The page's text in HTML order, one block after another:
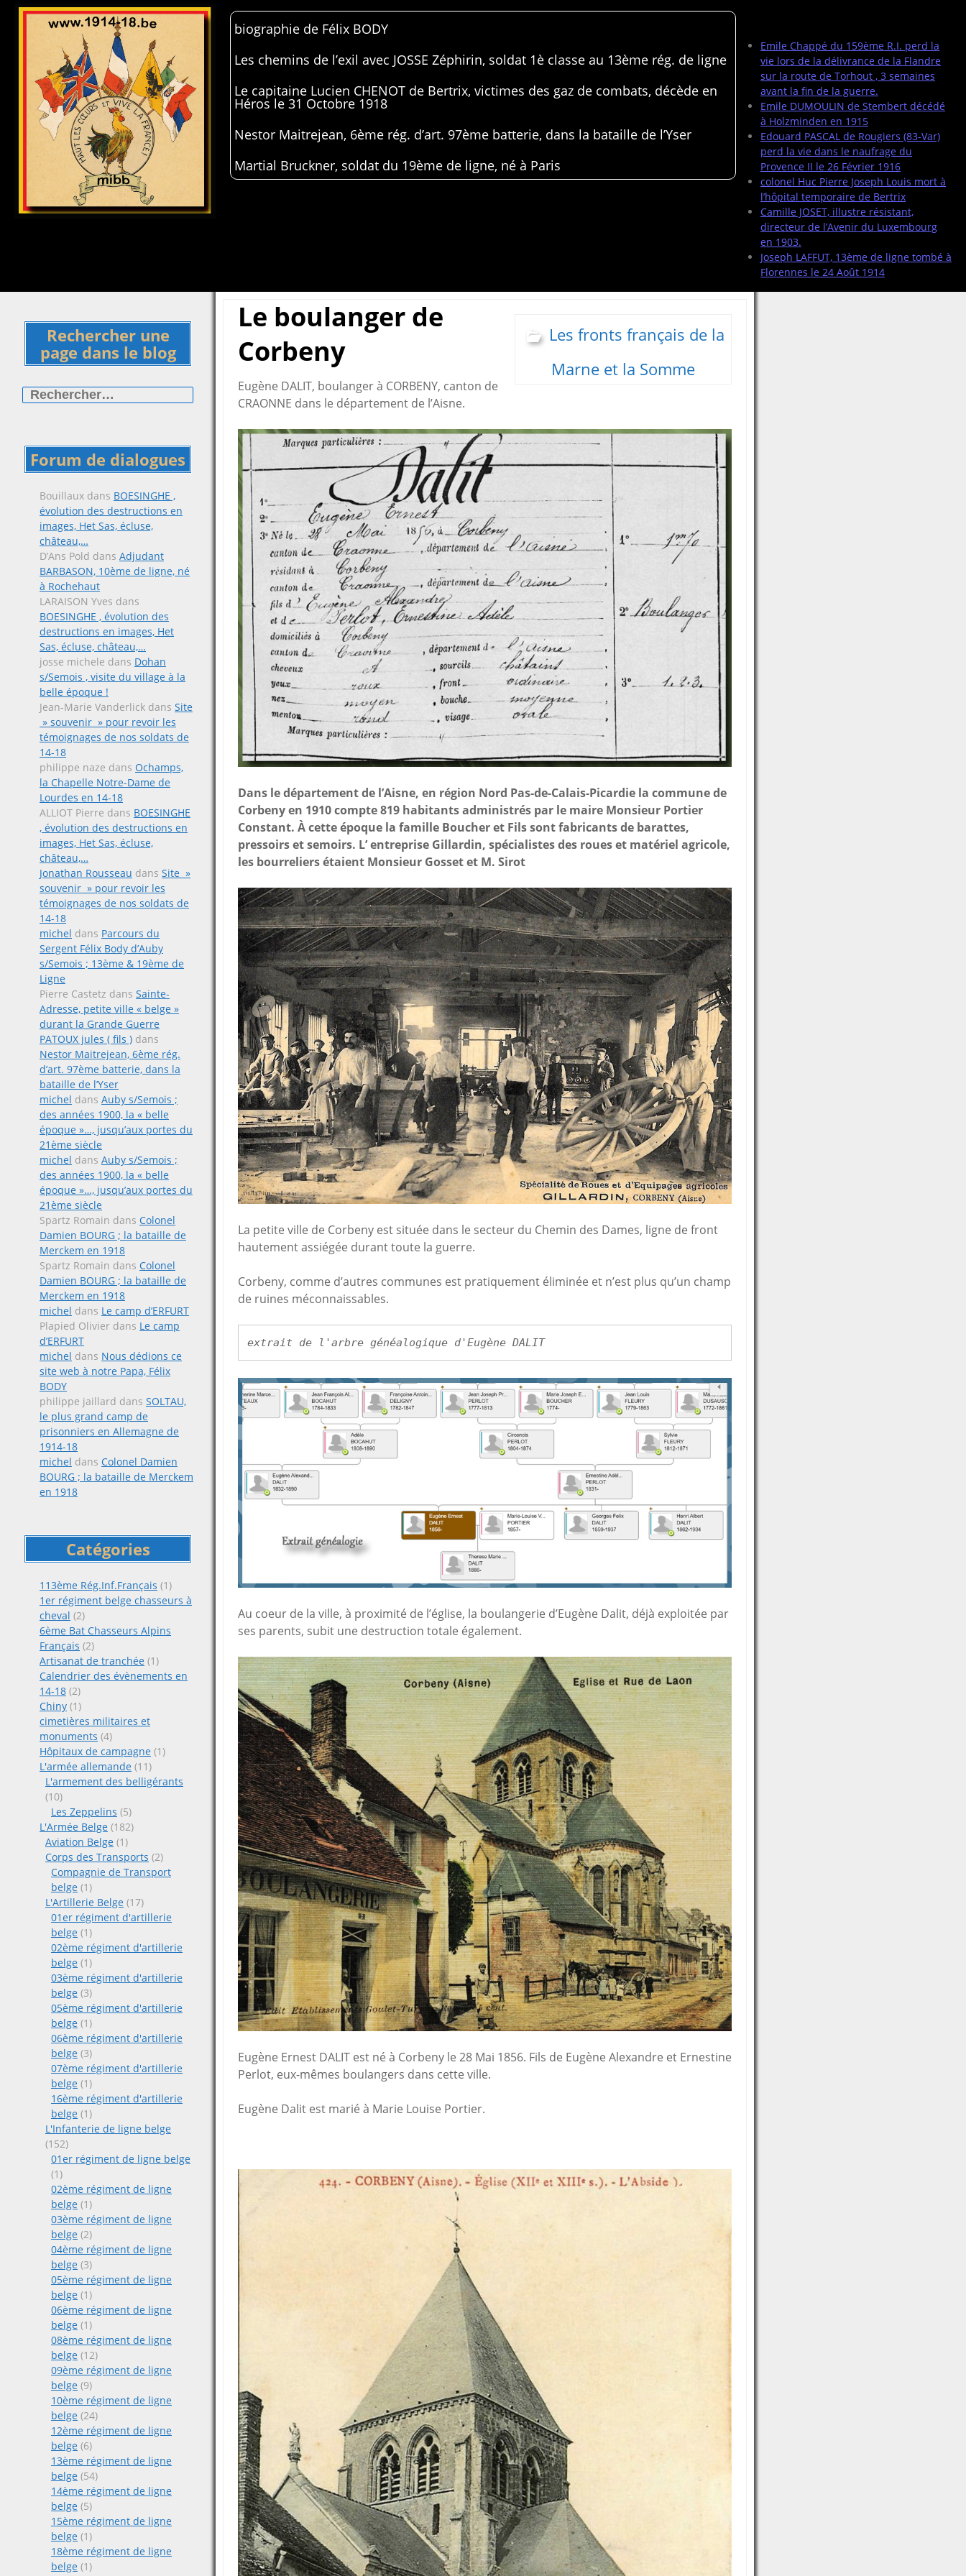
Emile Chappé du 159ème R.I. perd la
vie lors de la délivrance de la Flandre
sur la route de Torhout , 3 semaines
avant la fin de la guerre.
Emile DUMOULIN de Stembert décédé
à Holzminden en 1915
Edouard PASCAL de Rougiers (83-Var)
perd la vie dans le naufrage du
Provence II le 26 Février 1916
colonel Huc Pierre Joseph Louis mort à
l’hôpital temporaire de Bertrix
Camille JOSET, illustre résistant,
directeur de l’Avenir du Luxembourg
en 1903.
Joseph LAFFUT, 13ème de ligne tombé à
Florennes le 24 Août 1914
biographie de Félix BODY
Les chemins de l’exil avec JOSSE Zéphirin, soldat 1è classe au 13ème rég. de ligne
Le capitaine Lucien CHENOT de Bertrix, victimes des gaz de combats, décède en
Héros le 31 Octobre 1918
Nestor Maitrejean, 6ème rég. d’art. 97ème batterie, dans la bataille de l’Yser
Martial Bruckner, soldat du 19ème de ligne, né à Paris
Rechercher une
page dans le blog
Forum de dialogues
Bouillaux dans BOESINGHE ,
évolution des destructions en
images, Het Sas, écluse,
château,…
D’Ans Pold dans Adjudant
BARBASON, 10ème de ligne, né
à Rochehaut
LARAISON Yves dans
BOESINGHE , évolution des
destructions en images, Het
Sas, écluse, château,…
josse michele dans Dohan
s/Semois , visite du village à la
belle époque !
Jean-Marie Vanderlick dans Site
» souvenir » pour revoir les
témoignages de nos soldats de
14-18
philippe naze dans Ochamps,
la Chapelle Notre-Dame de
Lourdes en 14-18
ALLIOT Pierre dans BOESINGHE
, évolution des destructions en
images, Het Sas, écluse,
château,…
Jonathan Rousseau dans Site »
souvenir » pour revoir les
témoignages de nos soldats de
14-18
michel dans Parcours du
Sergent Félix Body d’Auby
s/Semois ; 13ème & 19ème de
Ligne
Pierre Castetz dans Sainte-
Adresse, petite ville « belge »
durant la Grande Guerre
PATOUX jules ( fils ) dans
Nestor Maitrejean, 6ème rég.
d’art. 97ème batterie, dans la
bataille de l’Yser
michel dans Auby s/Semois ;
des années 1900, la « belle
époque »…, jusqu’aux portes du
21ème siècle
michel dans Auby s/Semois ;
des années 1900, la « belle
époque »…, jusqu’aux portes du
21ème siècle
Spartz Romain dans Colonel
Damien BOURG ; la bataille de
Merckem en 1918
Spartz Romain dans Colonel
Damien BOURG ; la bataille de
Merckem en 1918
michel dans Le camp d’ERFURT
Plapied Olivier dans Le camp
d’ERFURT
michel dans Nous dédions ce
site web à notre Papa, Félix
BODY
philippe jaillard dans SOLTAU,
le plus grand camp de
prisonniers en Allemagne de
1914-18
michel dans Colonel Damien
BOURG ; la bataille de Merckem
en 1918
Catégories
113ème Rég.Inf.Français (1)
1er régiment belge chasseurs à
cheval (2)
6ème Bat Chasseurs Alpins
Français (2)
Artisanat de tranchée (1)
Calendrier des évènements en
14-18 (2)
Chiny (1)
cimetières militaires et
monuments (4)
Hôpitaux de campagne (1)
L'armée allemande (11)
L'armement des belligérants
(10)
Les Zeppelins (5)
L'Armée Belge (182)
Aviation Belge (1)
Corps des Transports (2)
Compagnie de Transport
belge (1)
L'Artillerie Belge (17)
01er régiment d'artillerie
belge (1)
02ème régiment d'artillerie
belge (1)
03ème régiment d'artillerie
belge (3)
05ème régiment d'artillerie
belge (1)
06ème régiment d'artillerie
belge (3)
07ème régiment d'artillerie
belge (1)
16ème régiment d'artillerie
belge (1)
L'Infanterie de ligne belge
(152)
01er régiment de ligne belge
(1)
02ème régiment de ligne
belge (1)
03ème régiment de ligne
belge (2)
04ème régiment de ligne
belge (3)
05ème régiment de ligne
belge (1)
06ème régiment de ligne
belge (1)
08ème régiment de ligne
belge (12)
09ème régiment de ligne
belge (9)
10ème régiment de ligne
belge (24)
12ème régiment de ligne
belge (6)
13ème régiment de ligne
belge (54)
14ème régiment de ligne
belge (5)
15ème régiment de ligne
belge (1)
18ème régiment de ligne
belge (1)
Les fronts français de la
Marne et la Somme
Le boulanger de
Corbeny
Eugène DALIT, boulanger à CORBENY, canton de
CRAONNE dans le département de l’Aisne.
Dans le département de l’Aisne, en région Nord Pas-de-Calais-Picardie la commune de
Corbeny en 1910 compte 819 habitants administrés par le maire Monsieur Portier
Constant. À cette époque la famille Boucher et Fils sont fabricants de barattes,
pressoirs et semoirs. L’ entreprise Gillardin, spécialistes des roues et matériel agricole,
les bourreliers étaient Monsieur Gosset et M. Sirot
La petite ville de Corbeny est située dans le secteur du Chemin des Dames, ligne de front
hautement assiégée durant toute la guerre.
Corbeny, comme d’autres communes est pratiquement éliminée et n’est plus qu’un champ
de ruines méconnaissables.
extrait de l'arbre généalogique d'Eugène DALIT
Au coeur de la ville, à proximité de l’église, la boulangerie d’Eugène Dalit, déjà exploitée par
ses parents, subit une destruction totale également.
Eugène Ernest DALIT est né à Corbeny le 28 Mai 1856. Fils de Eugène Alexandre et Ernestine
Perlot, eux-mêmes boulangers dans cette ville.
Eugène Dalit est marié à Marie Louise Portier.